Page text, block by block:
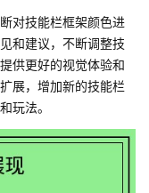
对技能栏框架颜色进
和建议，不断调整技
供更好的视觉体验和
展，增加新的技能栏
玩法。